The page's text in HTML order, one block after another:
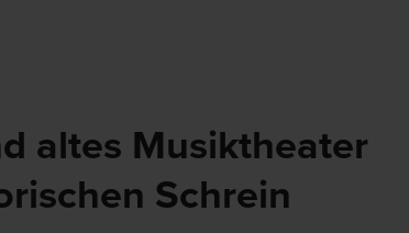
altes Musiktheater
Schrein